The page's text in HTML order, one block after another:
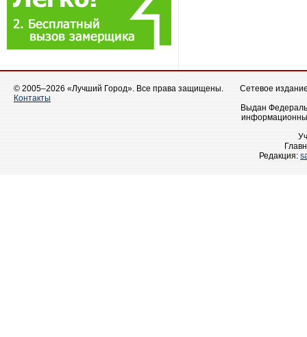
© 2005–2026 «Лучший Город». Все права защищены.
Контакты
Сетевое
Выдан
Редакция: